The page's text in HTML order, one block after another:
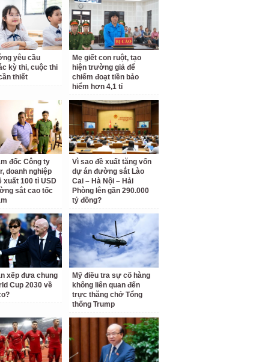
yêu cầu
kỳ thi, cuộc thi
thiết
Mẹ giết con ruột, tạo
hiện trường giả để
chiếm đoạt tiền bảo
hiểm hơn 4,1 tỉ
đốc Công ty
doanh nghiệp
xuất 100 tỉ USD
sắt cao tốc
Vì sao đề xuất tăng vốn
dự án đường sắt Lào
Cai – Hà Nội – Hải
Phòng lên gần 290.000
tỷ đồng?
xếp đưa chung
Cup 2030 về
Mỹ điều tra sự cố hàng
không liên quan đến
trực thăng chở Tổng
thống Trump